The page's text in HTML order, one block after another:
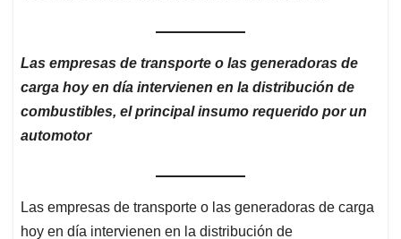
Las empresas de transporte o las generadoras de
carga hoy en día intervienen en la distribución de
combustibles, el principal insumo requerido por un
automotor
Las empresas de transporte o las generadoras de carga
hoy en día intervienen en la distribución de